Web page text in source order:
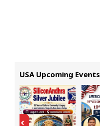
USA Upcoming Events